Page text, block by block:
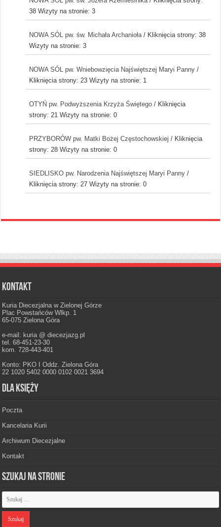
38 Wizyty na stronie: 3
NOWA SÓL pw. św. Michała Archanioła / Kliknięcia strony: 38
Wizyty na stronie: 3
NOWA SÓL pw. Wniebowzięcia Najświętszej Maryi Panny /
Kliknięcia strony: 23 Wizyty na stronie: 1
OTYŃ pw. Podwyższenia Krzyża Świętego / Kliknięcia
strony: 21 Wizyty na stronie: 0
PRZYBORÓW pw. Matki Bożej Częstochowskiej / Kliknięcia
strony: 28 Wizyty na stronie: 0
SIEDLISKO pw. Narodzenia Najświętszej Maryi Panny /
Kliknięcia strony: 27 Wizyty na stronie: 0
Kontakt
Kuria Diecezjalna w Zielonej Górze
Plac Powstańców Wlkp. 1
65-075 Zielona Góra
e-mail: kuria @ diecezjazg.pl
tel. 68-451-23-30
kom. 728-443-401
Konto: PKO I Oddz. Zielona Góra
22 1020 5402 0000 0102 0021 3694
Dla księży
Poczta
Kancelaria Kurii
Archiwum Diecezjalne
Kontakt
Szukaj na stronie